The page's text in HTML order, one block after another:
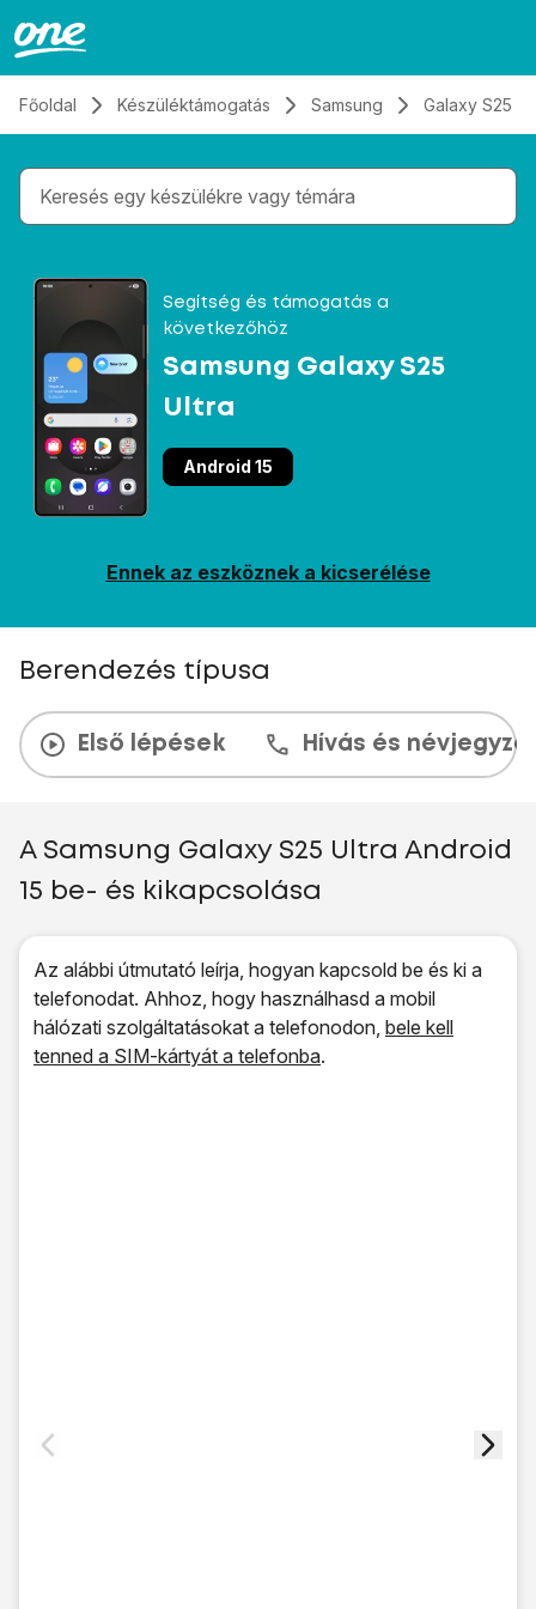
Főoldal Készüléktámogatás Samsung Galaxy S25
Gépelés közben megjelennek a keresési
Segítség és támogatás a
következőhöz
Samsung Galaxy S25
Ultra
Android 15
Ennek az eszköznek a kicserélése
Berendezés típusa
Első lépések Hívás és
A Samsung Galaxy S25 Ultra Android
15 be- és kikapcsolása
Az alábbi útmutató leírja, hogyan kapcsold be és ki a
telefonodat. Ahhoz, hogy használhasd a mobil
hálózati szolgáltatásokat a telefonodon, bele kell
tenned a SIM-kártyát a telefonba.